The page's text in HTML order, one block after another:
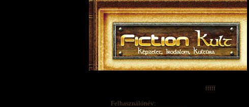
Felhasználónév:
fffff